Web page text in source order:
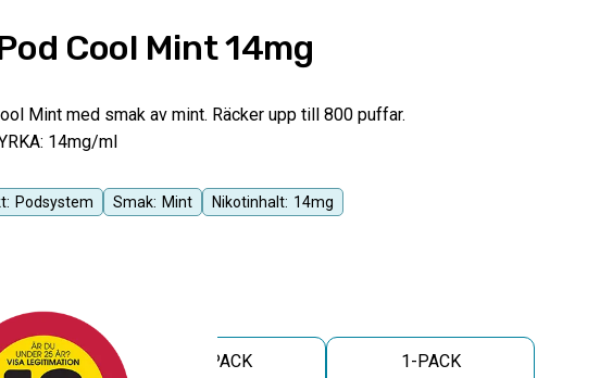
Podsystem Smak: Mint Nikotinhalt: 14mg
Cool Mint 14mg
Mint med smak av mint. Räcker upp till 800 puffar.
14mg/ml
PACK 5-PACK 1-PACK